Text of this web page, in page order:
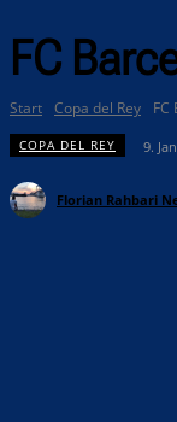
FC
Start Copa del Rey FC
COPA DEL REY 9.
Florian Rahbari